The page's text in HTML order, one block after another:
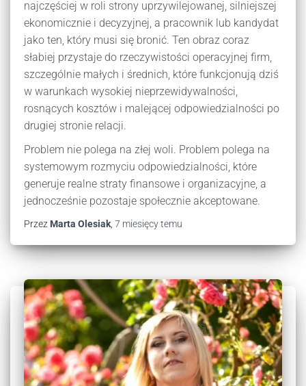
najczęściej w roli strony uprzywilejowanej, silniejszej
ekonomicznie i decyzyjnej, a pracownik lub kandydat
jako ten, który musi się bronić. Ten obraz coraz
słabiej przystaje do rzeczywistości operacyjnej firm,
szczególnie małych i średnich, które funkcjonują dziś
w warunkach wysokiej nieprzewidywalności,
rosnących kosztów i malejącej odpowiedzialności po
drugiej stronie relacji.
Problem nie polega na złej woli. Problem polega na
systemowym rozmyciu odpowiedzialności, które
generuje realne straty finansowe i organizacyjne, a
jednocześnie pozostaje społecznie akceptowane.
Przez Marta Olesiak 7 miesięcytemu